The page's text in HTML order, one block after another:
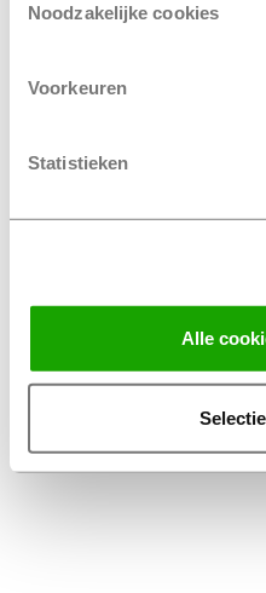
Noodzakelijke cookies
Voorkeuren
Statistieken
Alle
Algemene
Privacy Statement